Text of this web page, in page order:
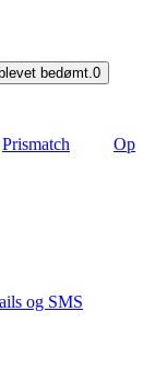
bedømt.0
Prismatch
Op
og SMS